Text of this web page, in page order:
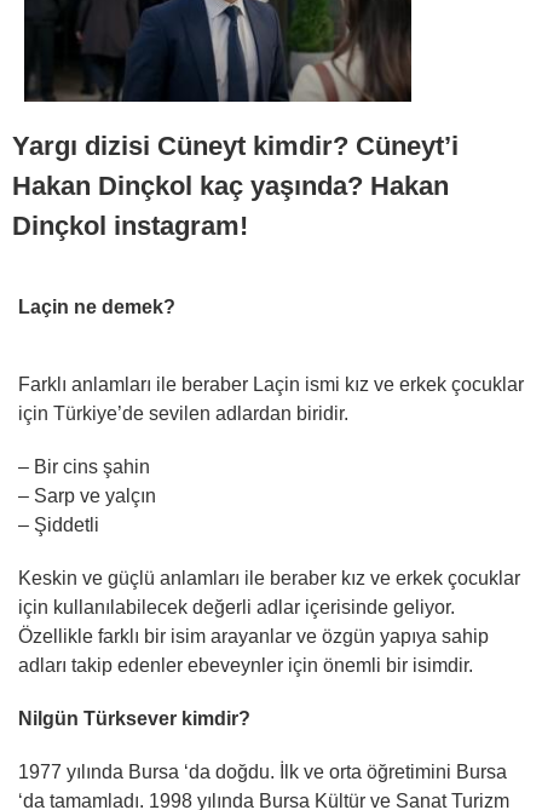
Yargı dizisi Cüneyt kimdir? Cüneyt’i
Hakan Dinçkol kaç yaşında? Hakan
Dinçkol instagram!
Laçin ne demek?
Farklı anlamları ile beraber Laçin ismi kız ve erkek çocuklar
için Türkiye’de sevilen adlardan biridir.
– Bir cins şahin
– Sarp ve yalçın
– Şiddetli
Keskin ve güçlü anlamları ile beraber kız ve erkek çocuklar
için kullanılabilecek değerli adlar içerisinde geliyor.
Özellikle farklı bir isim arayanlar ve özgün yapıya sahip
adları takip edenler ebeveynler için önemli bir isimdir.
Nilgün Türksever kimdir?
1977 yılında Bursa ‘da doğdu. İlk ve orta öğretimini Bursa
‘da tamamladı. 1998 yılında Bursa Kültür ve Sanat Turizm